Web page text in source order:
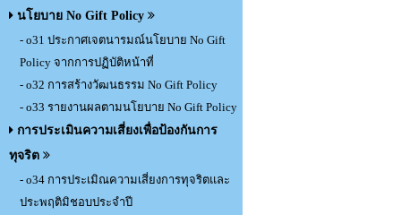
นโยบาย No Gift Policy
- o31 ประกาศเจตนารมณ์นโยบาย No Gift
Policy จากการปฏิบัติหน้าที่
- o32 การสร้างวัฒนธรรม No Gift Policy
- o33 รายงานผลตามนโยบาย No Gift Policy
การประเมินความเสี่ยงเพื่อป้องกันการ
ทุจริต
- o34 การประเมิณความเสี่ยงการทุจริตและ
ประพฤติมิชอบประจำปี